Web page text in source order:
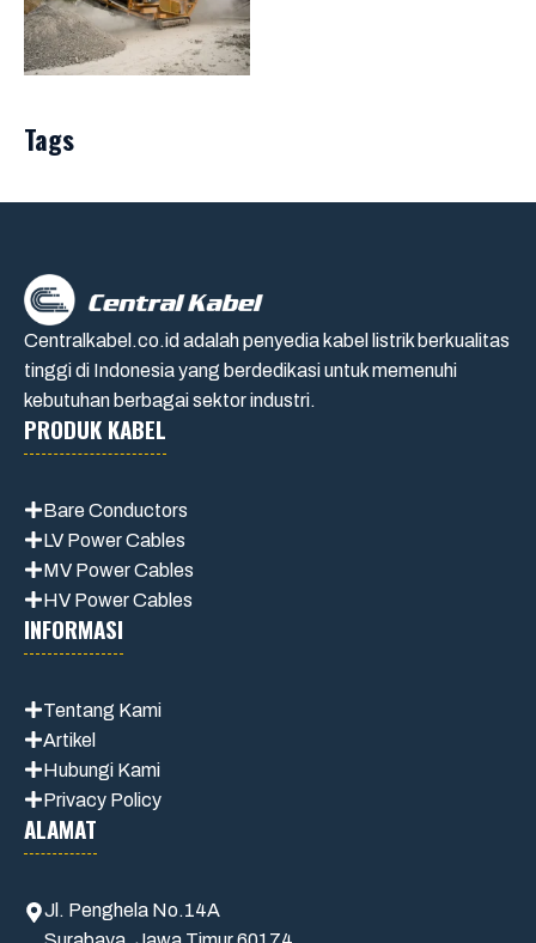
Tags
Centralkabel.co.id adalah penyedia kabel listrik berkualitas
tinggi di Indonesia yang berdedikasi untuk memenuhi
kebutuhan berbagai sektor industri.
PRODUK KABEL
Bare Conductors
LV Power Cables
MV Power Cables
HV Power Cables
INFORMASI
Tentang Kami
Artikel
Hubungi Kami
Privacy Policy
ALAMAT
Jl. Penghela No.14A